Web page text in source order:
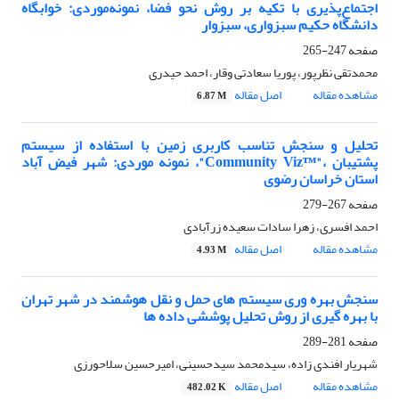
اجتماع‌پذیری با تکیه بر روش نحو فضا، نمونه‌موردی: خوابگاه
دانشگاه حکیم سبزواری، سبزوار
صفحه247-265
محمدتقی نظرپور، پوریا سعادتی وقار، احمد حیدری
مشاهده مقاله
اصل مقاله 6.87 M
تحلیل و سنجش تناسب کاربری زمین با استفاده از سیستم
پشتیبان ،"Community Vizᵀᴹ"، نمونه موردی: شهر فیض آباد
استان خراسان رضوی
صفحه267-279
احمد افسری، زهرا سادات سعیده زرآبادی
مشاهده مقاله
اصل مقاله 4.93 M
سنجش بهره وری سیستم های حمل و نقل هوشمند در شهر تهران
با بهره گیری از روش تحلیل پوششی داده ها
صفحه281-289
شهریار افندی زاده، سیدمحمد سیدحسینی، امیرحسین سلاحورزی
مشاهده مقاله
اصل مقاله 482.02 K